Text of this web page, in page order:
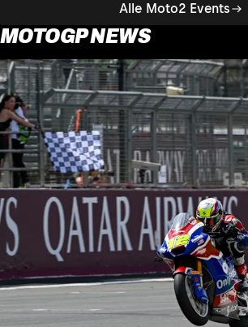
Alle Moto2 Events
MOTOGP NEWS